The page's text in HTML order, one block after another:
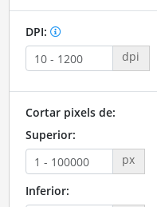
DPI:
dpi
Cortar pixels de:
Superior:
px
Inferior: